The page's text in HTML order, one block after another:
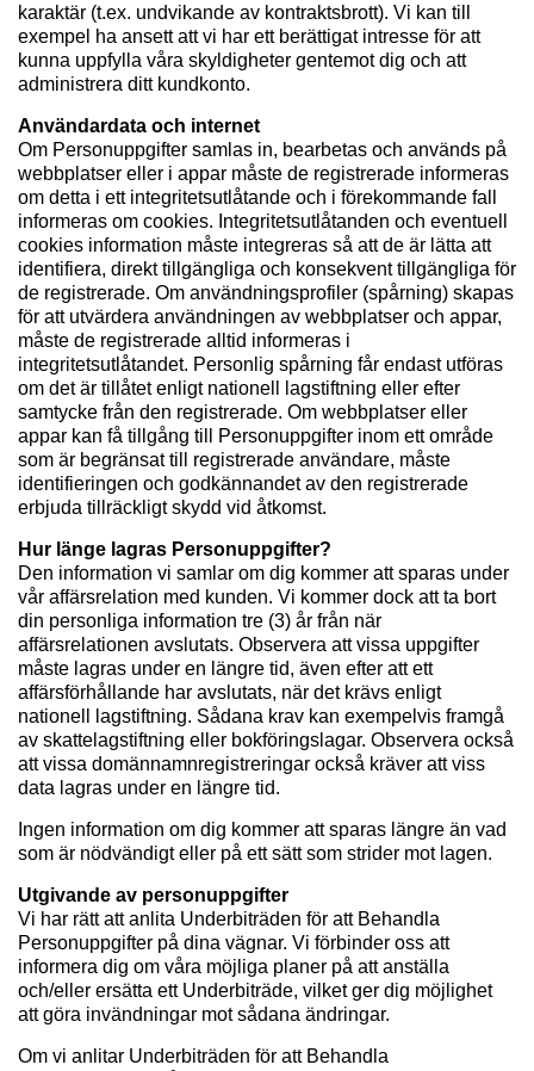
karaktär (t.ex. undvikande av kontraktsbrott). Vi kan till
exempel ha ansett att vi har ett berättigat intresse för att
kunna uppfylla våra skyldigheter gentemot dig och att
administrera ditt kundkonto.
Användardata och internet
Om Personuppgifter samlas in, bearbetas och används på
webbplatser eller i appar måste de registrerade informeras
om detta i ett integritetsutlåtande och i förekommande fall
informeras om cookies. Integritetsutlåtanden och eventuell
cookies information måste integreras så att de är lätta att
identifiera, direkt tillgängliga och konsekvent tillgängliga för
de registrerade. Om användningsprofiler (spårning) skapas
för att utvärdera användningen av webbplatser och appar,
måste de registrerade alltid informeras i
integritetsutlåtandet. Personlig spårning får endast utföras
om det är tillåtet enligt nationell lagstiftning eller efter
samtycke från den registrerade. Om webbplatser eller
appar kan få tillgång till Personuppgifter inom ett område
som är begränsat till registrerade användare, måste
identifieringen och godkännandet av den registrerade
erbjuda tillräckligt skydd vid åtkomst.
Hur länge lagras Personuppgifter?
Den information vi samlar om dig kommer att sparas under
vår affärsrelation med kunden. Vi kommer dock att ta bort
din personliga information tre (3) år från när
affärsrelationen avslutats. Observera att vissa uppgifter
måste lagras under en längre tid, även efter att ett
affärsförhållande har avslutats, när det krävs enligt
nationell lagstiftning. Sådana krav kan exempelvis framgå
av skattelagstiftning eller bokföringslagar. Observera också
att vissa domännamnregistreringar också kräver att viss
data lagras under en längre tid.
Ingen information om dig kommer att sparas längre än vad
som är nödvändigt eller på ett sätt som strider mot lagen.
Utgivande av personuppgifter
Vi har rätt att anlita Underbiträden för att Behandla
Personuppgifter på dina vägnar. Vi förbinder oss att
informera dig om våra möjliga planer på att anställa
och/eller ersätta ett Underbiträde, vilket ger dig möjlighet
att göra invändningar mot sådana ändringar.
Om vi anlitar Underbiträden för att Behandla